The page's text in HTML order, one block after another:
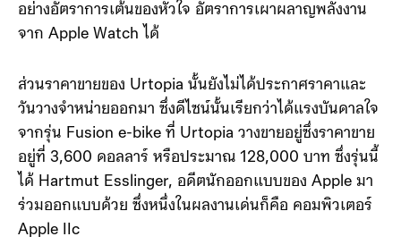
อย่างอัตราการเต้นของหัวใจ อัตราการเผาผลาญพลังงาน
จาก Apple Watch ได้
ส่วนราคาขายของ Urtopia นั้นยังไม่ได้ประกาศราคาและ
วันวางจำหน่ายออกมา ซึ่งดีไซน์นั้นเรียกว่าได้แรงบันดาลใจ
จากรุ่น Fusion e-bike ที่ Urtopia วางขายอยู่ซึ่งราคาขาย
อยู่ที่ 3,600 ดอลลาร์ หรือประมาณ 128,000 บาท ซึ่งรุ่นนี้
ได้ Hartmut Esslinger, อดีตนักออกแบบของ Apple มา
ร่วมออกแบบด้วย ซึ่งหนึ่งในผลงานเด่นก็คือ คอมพิวเตอร์
Apple IIc